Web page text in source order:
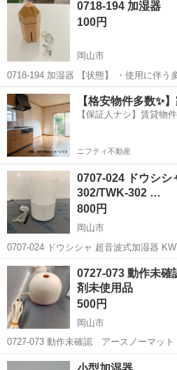
汚れなどございます ・詳細は現地でご確
0718-194 加湿器
100円
岡山市
0718-194 加湿器 【状態】 ・使用に伴う多少のスレ、キズ、落としき
れない汚れなどございます ・詳細は現
は出来かねますのでご了承願います ※中
ご...
岡山 岡山市 季節、空調家電
【格安物件多数✨
【保証人ナシ】賃貸物
ニフティ不動産
0707-024 ドウシシ
302/TWK-302 …
800円
岡山市
0707-024 ドウシシャ 超音波式加湿器
【状態】 ・使用に伴う多少のスレ、キ
ざいます ・詳細は現地でご確認くださ
岡山 岡山市 季節、空調家電
0727-073 動作未
剤未使用品
500円
岡山市
0727-073 動作未確認 アースノーマット 薬剤未
使用に伴う多少のスレ、キズ、落としき
岡山 岡山市 季節、空調家電